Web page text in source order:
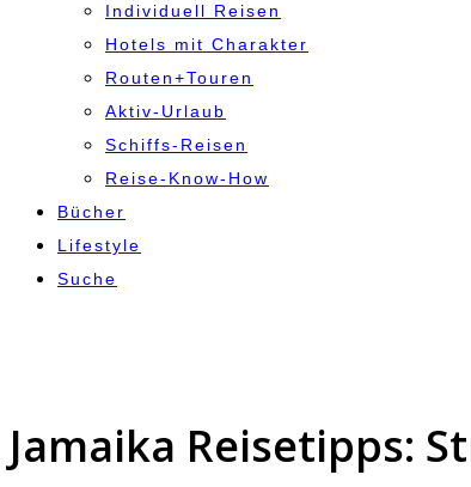
Individuell Reisen
Hotels mit Charakter
Routen+Touren
Aktiv-Urlaub
Schiffs-Reisen
Reise-Know-How
Bücher
Lifestyle
Suche
Jamaika Reisetipps: